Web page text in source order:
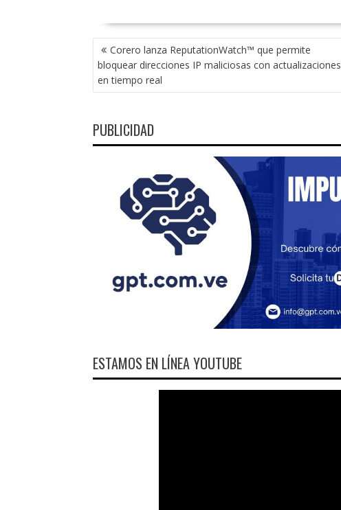
NAVEGACIÓN
DE
ENTRADAS
Corero lanza ReputationWatch™ que permite
bloquear direcciones IP maliciosas con actualizaciones
en tiempo real
PUBLICIDAD
ESTAMOS EN LÍNEA YOUTUBE